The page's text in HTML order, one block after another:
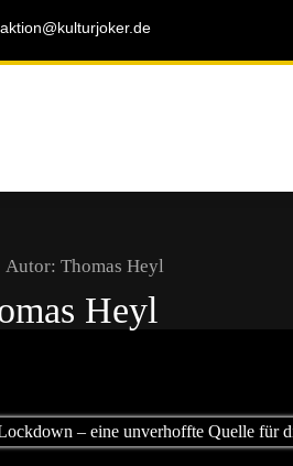
Autor: Thomas Heyl
Heyl